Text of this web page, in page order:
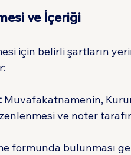
ve İçeriği
için belirli şartların
Muvafakatnamenin,
ve noter
formunda bulunması